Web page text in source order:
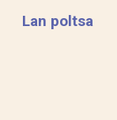
Lan poltsa